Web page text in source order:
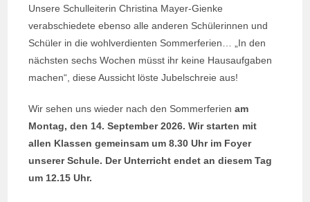
Unsere Schulleiterin Christina Mayer-Gienke
verabschiedete ebenso alle anderen Schülerinnen und
Schüler in die wohlverdienten Sommerferien… „In den
nächsten sechs Wochen müsst ihr keine Hausaufgaben
machen“, diese Aussicht löste Jubelschreie aus!
Wir sehen uns wieder nach den Sommerferienam
Montag, den 14. September 2026. Wir starten mit
allen Klassen gemeinsam um 8.30 Uhr im Foyer
unserer Schule. Der Unterricht endet an diesem Tag
um 12.15 Uhr.